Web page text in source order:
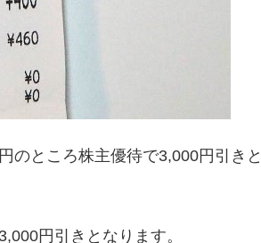
のところ株主優待で3,000円引きと
円引きとなります。